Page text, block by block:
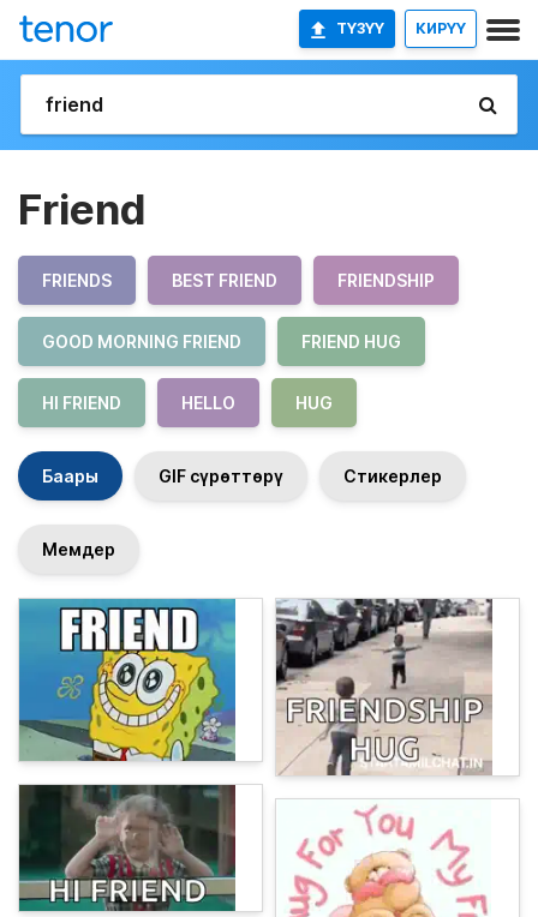
ТҮЗҮҮ КИРҮҮ
Friend
FRIENDS BEST FRIEND FRIENDSHIP
GOOD MORNING FRIEND FRIEND HUG
HI FRIEND HELLO HUG
Баары GIF сүрөттөрү Стикерлер
Мемдер